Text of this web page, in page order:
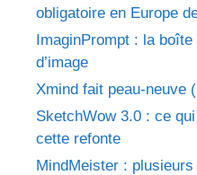
obligatoire en Europe
ImaginPrompt : la
d’image
Xmind fait peau-neuve
SketchWow 3.0 : ce
cette refonte
MindMeister :